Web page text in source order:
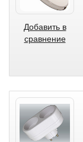
Добавить в
сравнение